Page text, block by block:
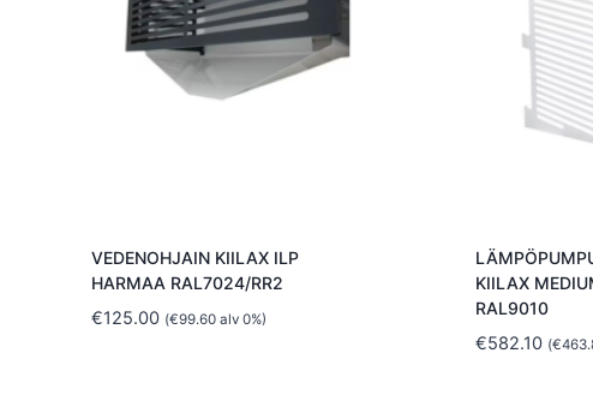
VEDENOHJAIN KIILAX ILP
HARMAA RAL7024/RR2
€125.00 (€99.60alv 0%)
KIILAX
RAL9010
€582.10 (€